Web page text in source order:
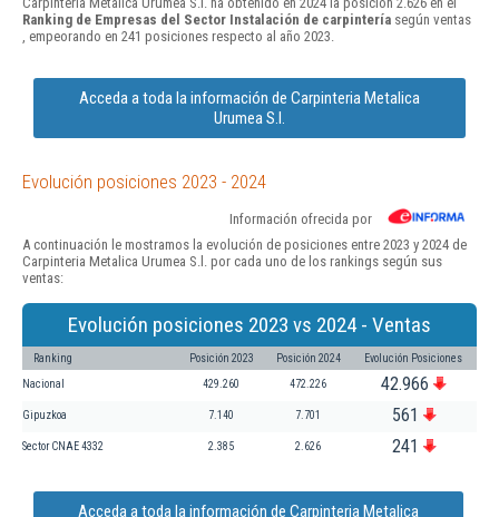
Ranking de Empresas del Sector Instalación de carpintería según ventas
, empeorando en 241 posiciones respecto al año 2023.
Acceda a toda la información de Carpinteria Metalica
Urumea S.l.
Evolución posiciones 2023 - 2024
Información ofrecida por
A continuación le mostramos la evolución de posiciones entre 2023 y 2024 de
Carpinteria Metalica Urumea S.l. por cada uno de los rankings según sus
ventas:
Evolución posiciones 2023 vs 2024 - Ventas
Ranking Posición 2023 Posición 2024 Evolución Posiciones
Nacional 429.260 472.226 42.966
Gipuzkoa 7.140 7.701 561
Sector CNAE 4332 2.385 2.626 241
Acceda a toda la información de Carpinteria Metalica